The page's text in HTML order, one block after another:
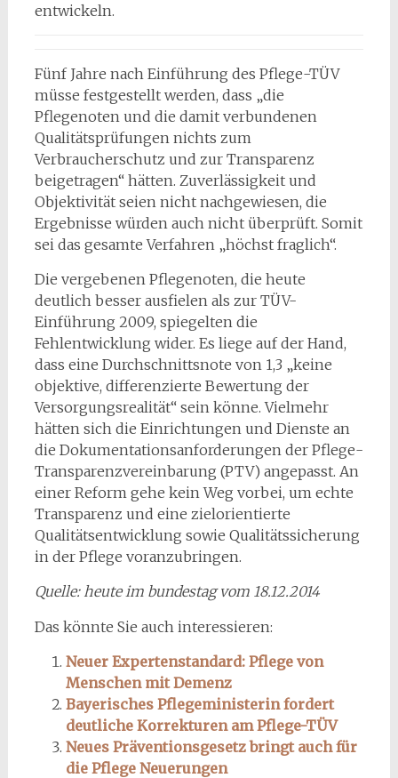
entwickeln.
Fünf Jahre nach Einführung des Pflege-TÜV
müsse festgestellt werden, dass „die
Pflegenoten und die damit verbundenen
Qualitätsprüfungen nichts zum
Verbraucherschutz und zur Transparenz
beigetragen“ hätten. Zuverlässigkeit und
Objektivität seien nicht nachgewiesen, die
Ergebnisse würden auch nicht überprüft. Somit
sei das gesamte Verfahren „höchst fraglich“.
Die vergebenen Pflegenoten, die heute
deutlich besser ausfielen als zur TÜV-
Einführung 2009, spiegelten die
Fehlentwicklung wider. Es liege auf der Hand,
dass eine Durchschnittsnote von 1,3 „keine
objektive, differenzierte Bewertung der
Versorgungsrealität“ sein könne. Vielmehr
hätten sich die Einrichtungen und Dienste an
die Dokumentationsanforderungen der Pflege-
Transparenzvereinbarung (PTV) angepasst. An
einer Reform gehe kein Weg vorbei, um echte
Transparenz und eine zielorientierte
Qualitätsentwicklung sowie Qualitätssicherung
in der Pflege voranzubringen.
Quelle: heute im bundestag vom 18.12.2014
Das könnte Sie auch interessieren:
Neuer Expertenstandard: Pflege von
Menschen mit Demenz
Bayerisches Pflegeministerin fordert
deutliche Korrekturen am Pflege-TÜV
Neues Präventionsgesetz bringt auch für
die Pflege Neuerungen